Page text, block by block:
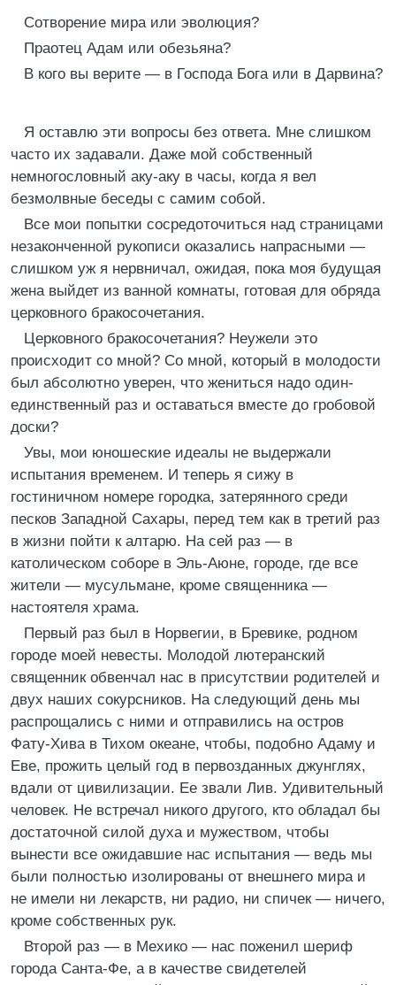
Сотворение мира или эволюция?
Праотец Адам или обезьяна?
В кого вы верите — в Господа Бога или в Дарвина?
Я оставлю эти вопросы без ответа. Мне слишком
часто их задавали. Даже мой собственный
немногословный аку-аку в часы, когда я вел
безмолвные беседы с самим собой.
Все мои попытки сосредоточиться над страницами
незаконченной рукописи оказались напрасными —
слишком уж я нервничал, ожидая, пока моя будущая
жена выйдет из ванной комнаты, готовая для обряда
церковного бракосочетания.
Церковного бракосочетания? Неужели это
происходит со мной? Со мной, который в молодости
был абсолютно уверен, что жениться надо один-
единственный раз и оставаться вместе до гробовой
доски?
Увы, мои юношеские идеалы не выдержали
испытания временем. И теперь я сижу в
гостиничном номере городка, затерянного среди
песков Западной Сахары, перед тем как в третий раз
в жизни пойти к алтарю. На сей раз — в
католическом соборе в Эль-Аюне, городе, где все
жители — мусульмане, кроме священника —
настоятеля храма.
Первый раз был в Норвегии, в Бревике, родном
городе моей невесты. Молодой лютеранский
священник обвенчал нас в присутствии родителей и
двух наших сокурсников. На следующий день мы
распрощались с ними и отправились на остров
Фату-Хива в Тихом океане, чтобы, подобно Адаму и
Еве, прожить целый год в первозданных джунглях,
вдали от цивилизации. Ее звали Лив. Удивительный
человек. Не встречал никого другого, кто обладал бы
достаточной силой духа и мужеством, чтобы
вынести все ожидавшие нас испытания — ведь мы
были полностью изолированы от внешнего мира и
не имели ни лекарств, ни радио, ни спичек — ничего,
кроме собственных рук.
Второй раз — в Мехико — нас поженил шериф
города Санта-Фе, а в качестве свидетелей